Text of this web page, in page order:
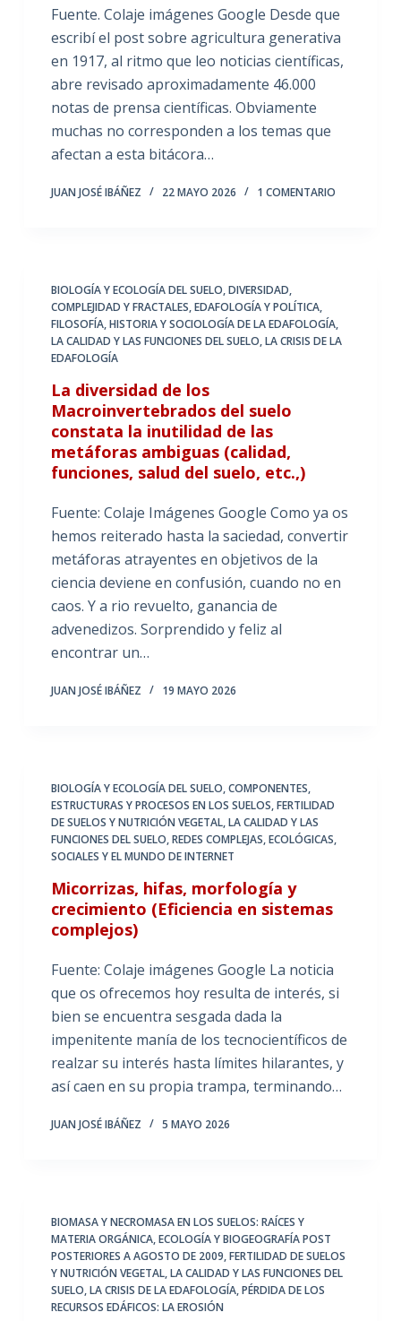
Fuente. Colaje imágenes Google Desde que
escribí el post sobre agricultura generativa
en 1917, al ritmo que leo noticias científicas,
abre revisado aproximadamente 46.000
notas de prensa científicas. Obviamente
muchas no corresponden a los temas que
afectan a esta bitácora…
JUAN JOSÉ IBÁÑEZ 22 MAYO 2026 1 COMENTARIO
BIOLOGÍA Y ECOLOGÍA DEL SUELO,DIVERSIDAD,
COMPLEJIDAD Y FRACTALES,EDAFOLOGÍA Y POLÍTICA,
FILOSOFÍA, HISTORIA Y SOCIOLOGÍA DE LA EDAFOLOGÍA,
LA CALIDAD Y LAS FUNCIONES DEL SUELO,LA CRISIS DE LA
EDAFOLOGÍA
La diversidad de los
Macroinvertebrados del suelo
constata la inutilidad de las
metáforas ambiguas (calidad,
funciones, salud del suelo, etc.,)
Fuente: Colaje Imágenes Google Como ya os
hemos reiterado hasta la saciedad, convertir
metáforas atrayentes en objetivos de la
ciencia deviene en confusión, cuando no en
caos. Y a rio revuelto, ganancia de
advenedizos. Sorprendido y feliz al
encontrar un…
JUAN JOSÉ IBÁÑEZ 19 MAYO 2026
BIOLOGÍA Y ECOLOGÍA DEL SUELO,COMPONENTES,
ESTRUCTURAS Y PROCESOS EN LOS SUELOS,FERTILIDAD
DE SUELOS Y NUTRICIÓN VEGETAL,LA CALIDAD Y LAS
FUNCIONES DEL SUELO,REDES COMPLEJAS, ECOLÓGICAS,
SOCIALES Y EL MUNDO DE INTERNET
Micorrizas, hifas, morfología y
crecimiento (Eficiencia en sistemas
complejos)
Fuente: Colaje imágenes Google La noticia
que os ofrecemos hoy resulta de interés, si
bien se encuentra sesgada dada la
impenitente manía de los tecnocientíficos de
realzar su interés hasta límites hilarantes, y
así caen en su propia trampa, terminando…
JUAN JOSÉ IBÁÑEZ 5 MAYO 2026
BIOMASA Y NECROMASA EN LOS SUELOS: RAÍCES Y
MATERIA ORGÁNICA,ECOLOGÍA Y BIOGEOGRAFÍA POST
POSTERIORES A AGOSTO DE 2009,FERTILIDAD DE SUELOS
Y NUTRICIÓN VEGETAL,LA CALIDAD Y LAS FUNCIONES DEL
SUELO,LA CRISIS DE LA EDAFOLOGÍA,PÉRDIDA DE LOS
RECURSOS EDÁFICOS: LA EROSIÓN